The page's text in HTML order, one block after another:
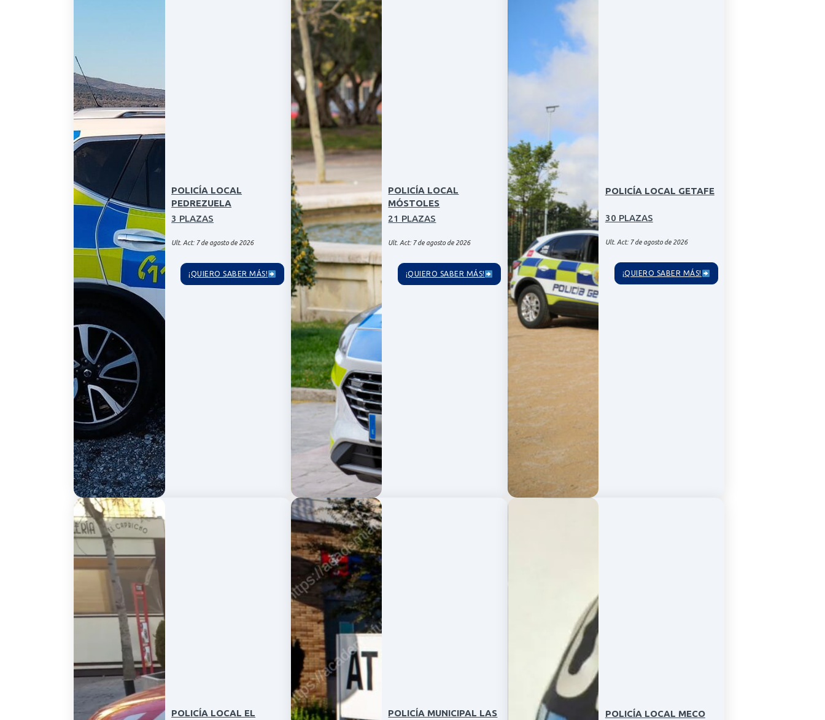
POLICÍA LOCAL
PEDREZUELA
3 PLAZAS
Ult. Act: 7 de agosto de 2026
¡QUIERO SABER MÁS!
POLICÍA LOCAL
MÓSTOLES
21 PLAZAS
Ult. Act: 7 de agosto de 2026
¡QUIERO SABER MÁS!
POLICÍA LOCAL GETAFE
30 PLAZAS
Ult. Act: 7 de agosto de 2026
¡QUIERO SABER MÁS!
POLICÍA LOCAL EL
POLICÍA MUNICIPAL LAS
POLICÍA LOCAL MECO